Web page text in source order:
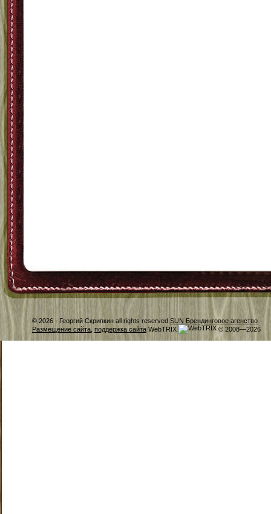
© 2026 - Георгий Скрипкин all rights reserved SUN Брендинговое агенство
Размещение сайта, поддержка сайта WebTRIX © 2008—2026